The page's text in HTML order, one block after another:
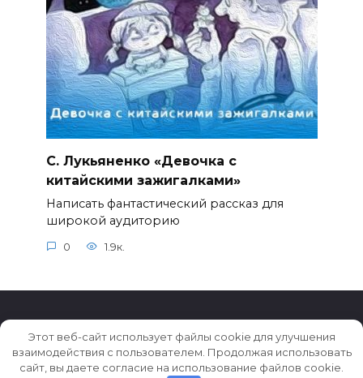
С. Лукьяненко «Девочка с
китайскими зажигалками»
Написать фантастический рассказ для
широкой аудиторию
0 1.9к.
© 2026 Истории ★ Новости ★ Факты ★ Очерки
Этот веб-сайт использует файлы cookie для улучшения
взаимодействия с пользователем. Продолжая использовать
сайт, вы даете согласие на использование файлов cookie.